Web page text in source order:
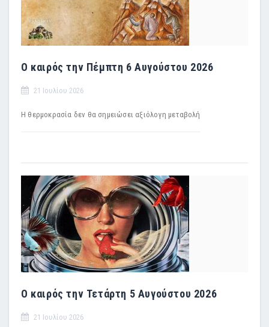
Ο καιρός την Πέμπτη 6 Αυγούστου 2026
21 Ιουλίου 2026
H θερμοκρασία δεν θα σημειώσει αξιόλογη μεταβολή
Ο καιρός την Τετάρτη 5 Αυγούστου 2026
21 Ιουλίου 2026